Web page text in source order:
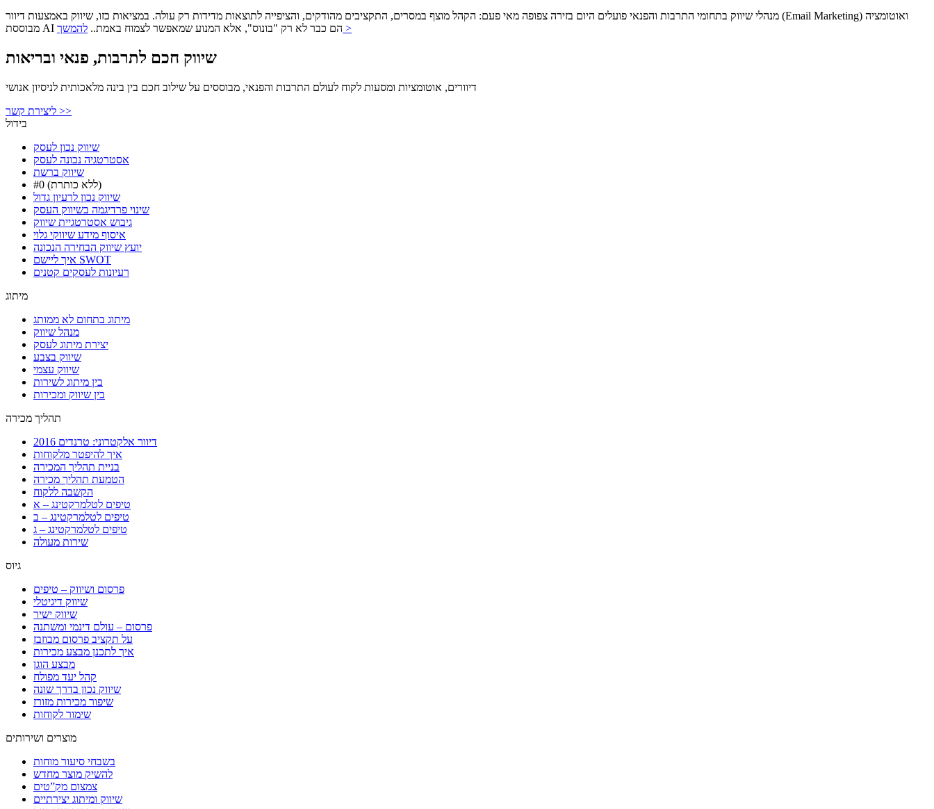
מנהלי שיווק בתחומי התרבות והפנאי פועלים היום בזירה צפופה מאי פעם: הקהל מוצף במסרים, התקציבים מהודקים, והציפייה לתוצאות מדידות רק עולה. במציאות כזו, שיווק באמצעות דיוור (Email Marketing) ואוטומציה
מבוססת AI הם כבר לא רק "בונוס", אלא המנוע שמאפשר לצמוח באמת.. להמשך >
שיווק חכם לתרבות, פנאי ובריאות
דיוורים, אוטומציות ומסעות לקוח לעולם התרבות והפנאי, מבוססים על שילוב חכם בין בינה מלאכותית לניסיון אנושי
ליצירת קשר >>
בידול
שיווק נכון לעסק
אסטרטגיה נכונה לעסק
שיווק ברשת
#0 (ללא כותרת)
שיווק נכון לרעיון גדול
שינוי פרדיגמה בשיווק העסק
גיבוש אסטרטגיית שיווק
איסוף מידע שיווקי גלוי
יועץ שיווק הבחירה הנכונה
איך ליישם SWOT
רעיונות לעסקים קטנים
מיתוג
מיתוג בתחום לא ממותג
מנהל שיווק
יצירת מיתוג לעסק
שיווק בצבע
שיווק עצמי
בין מיתוג לשירות
בין שיווק ומכירות
תהליך מכירה
דיוור אלקטרוני: טרנדים 2016
איך להיפטר מלקוחות
בניית תהליך המכירה
הטמעת תהליך מכירה
הקשבה ללקוח
טיפים לטלמרקטינג – א
טיפים לטלמרקטינג – ב
טיפים לטלמרקטינג – ג
שירות מעולה
גיוס
פרסום ושיווק – טיפים
שיווק דיגיטלי
שיווק ישיר
פרסום – עולם דינמי ומשתנה
על תקציב פרסום מבוזבז
איך לתכנן מבצע מכירות
מבצע הוגן
קהל יעד מפולח
שיווק נכון בדרך שונה
שיפור מכירות מזורז
שימור לקוחות
מוצרים ושירותים
בשבחי סיעור מוחות
להשיק מוצר מחדש
צמצום מק”טים
שיווק ומיתוג יצירתיים